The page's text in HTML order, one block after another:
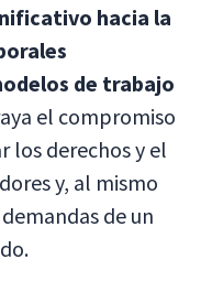
hacia la
de trabajo
el compromiso
los derechos y el
y, al mismo
de un